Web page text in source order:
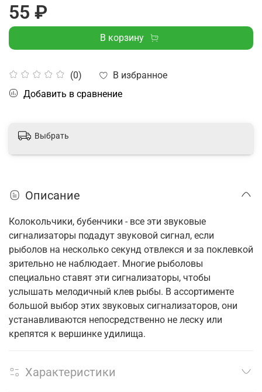
(0)
В избранное
Добавить в сравнение
55 ₽
В корзину
Выбрать
Описание
Колокольчики, бубенчики - все эти звуковые
сигнализаторы подадут звуковой сигнал, если
рыболов на несколько секунд отвлекся и за поклевкой
зрительно не наблюдает. Многие рыболовы
специально ставят эти сигнализаторы, чтобы
услышать мелодичный клев рыбы. В ассортименте
большой выбор этих звуковых сигнализаторов, они
устанавливаются непосредственно не леску или
крепятся к вершинке удилища.
Характеристики